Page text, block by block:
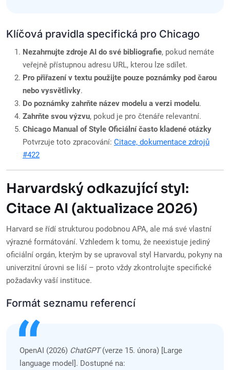
Klíčová pravidla specifická pro Chicago
Nezahrnujte zdroje AI do své bibliografie, pokud nemáte
veřejně přístupnou adresu URL, kterou lze sdílet.
Pro přiřazení v textu použijte pouze poznámky pod čarou
nebo vysvětlivky.
Do poznámky zahrňte název modelu a verzi modelu.
Zahrňte svou výzvu, pokud je pro čtenáře relevantní.
Chicago Manual of Style Oficiální často kladené otázky
Potvrzuje toto zpracování: Citace, dokumentace zdrojů
#422
Harvardský odkazující styl:
Citace AI (aktualizace 2026)
Harvard se řídí strukturou podobnou APA, ale má své vlastní
výrazné formátování. Vzhledem k tomu, že neexistuje jediný
oficiální orgán, kterým by se upravoval styl Harvardu, pokyny na
univerzitní úrovni se liší – proto vždy zkontrolujte specifické
požadavky vaší instituce.
Formát seznamu referencí
OpenAI (2026) ChatGPT(verze 15. února) [Large
language model]. Dostupné na: